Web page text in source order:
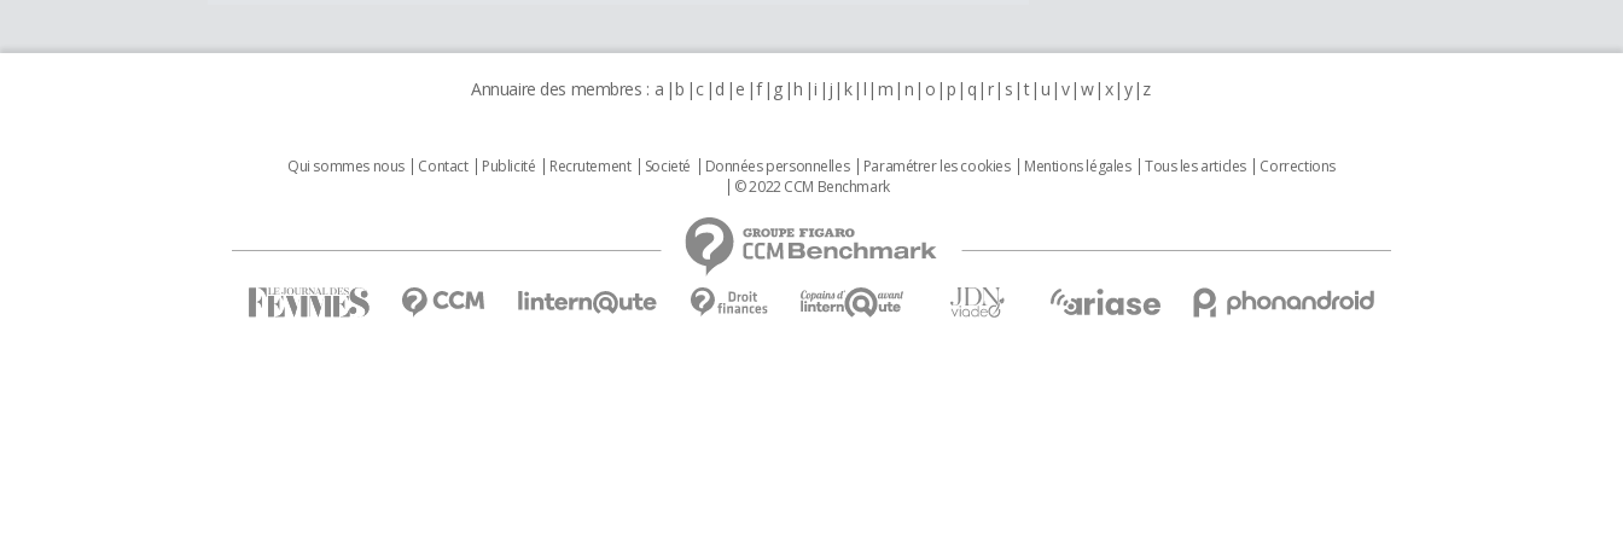
Annuaire des membres : a b c d e f g h i j k l m n o p q r s t u v w x y z
Qui sommes nous Contact Publicité Recrutement Societé Données personnelles Paramétrer les cookies Mentions légales Tous les articles
Corrections
© 2022 CCM Benchmark